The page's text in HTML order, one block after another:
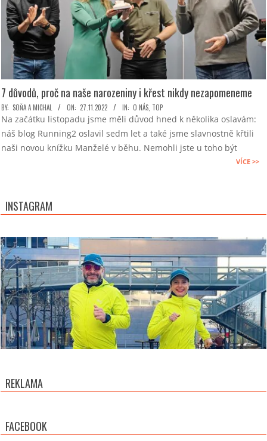
7 důvodů, proč na naše narozeniny i křest nikdy nezapomeneme
2022-
11-
27
BY: SOŇA A MICHAL ON: 27.11.2022 IN: O NÁS TOP
Na začátku listopadu jsme měli důvod hned k několika oslavám:
náš blog Running2 oslavil sedm let a také jsme slavnostně křtili
naši novou knížku Manželé v běhu. Nemohli jste u toho být
VÍCE >>
INSTAGRAM
REKLAMA
FACEBOOK